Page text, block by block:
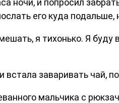
ночи, и попросил
его куда
я тихонько. Я
заваривать чай,
мальчика с